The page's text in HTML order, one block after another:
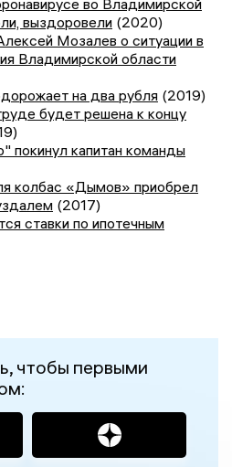
выздоровели (2020)
Мозалев о ситуации в
Владимирской области
на два рубля (2019)
будет решена к концу
покинул капитан команды
колбас «Дымов» приобрел
(2017)
ставки по ипотечным
чтобы первыми